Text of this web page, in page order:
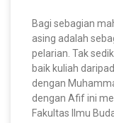
Bagi sebagian
asing adalah
pelarian. Tak
baik kuliah
dengan
dengan Afif ini
Fakultas Ilmu